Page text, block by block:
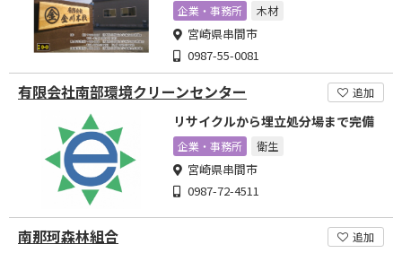
企業・事務所 木材
宮崎県串間市
0987-55-0081
有限会社南部環境クリーンセンター 追加
リサイクルから埋立処分場まで完備
企業・事務所 衛生
宮崎県串間市
0987-72-4511
南那珂森林組合 追加